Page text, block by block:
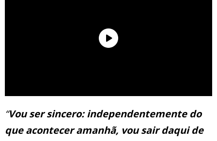
“Vou ser sincero: independentemente do
que acontecer amanhã, vou sair daqui de